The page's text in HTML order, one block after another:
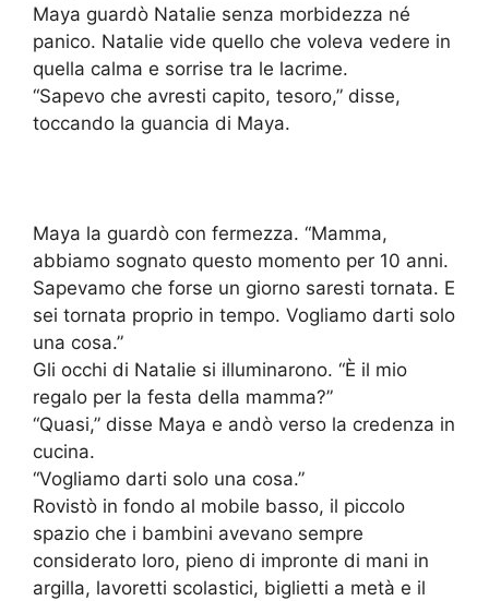
Maya guardò Natalie senza morbidezza né
panico. Natalie vide quello che voleva vedere in
quella calma e sorrise tra le lacrime.
“Sapevo che avresti capito, tesoro,” disse,
toccando la guancia di Maya.
Maya la guardò con fermezza. “Mamma,
abbiamo sognato questo momento per 10 anni.
Sapevamo che forse un giorno saresti tornata. E
sei tornata proprio in tempo. Vogliamo darti solo
una cosa.”
Gli occhi di Natalie si illuminarono. “È il mio
regalo per la festa della mamma?”
“Quasi,” disse Maya e andò verso la credenza in
cucina.
“Vogliamo darti solo una cosa.”
Rovistò in fondo al mobile basso, il piccolo
spazio che i bambini avevano sempre
considerato loro, pieno di impronte di mani in
argilla, lavoretti scolastici, biglietti a metà e il